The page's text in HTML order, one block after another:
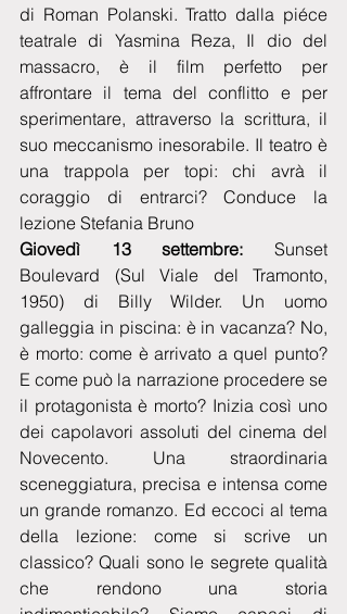
di Roman Polanski. Tratto dalla piéce
teatrale di Yasmina Reza, Il dio del
massacro, è il film perfetto per
affrontare il tema del conflitto e per
sperimentare, attraverso la scrittura, il
suo meccanismo inesorabile. Il teatro è
una trappola per topi: chi avrà il
coraggio di entrarci? Conduce la
lezione Stefania Bruno
Giovedì 13 settembre: Sunset
Boulevard (Sul Viale del Tramonto,
1950) di Billy Wilder. Un uomo
galleggia in piscina: è in vacanza? No,
è morto: come è arrivato a quel punto?
E come può la narrazione procedere se
il protagonista è morto? Inizia così uno
dei capolavori assoluti del cinema del
Novecento. Una straordinaria
sceneggiatura, precisa e intensa come
un grande romanzo. Ed eccoci al tema
della lezione: come si scrive un
classico? Quali sono le segrete qualità
che rendono una storia